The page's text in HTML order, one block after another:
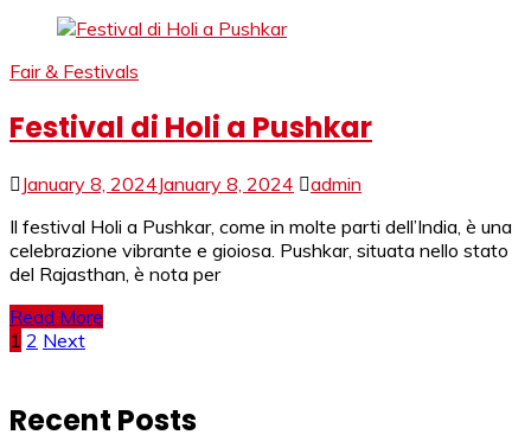
Fair & Festivals
Festival di Holi a Pushkar
January 8, 2024January 8, 2024
admin
Il festival Holi a Pushkar, come in molte parti dell’India, è una
celebrazione vibrante e gioiosa. Pushkar, situata nello stato
del Rajasthan, è nota per
Read More
Posts
1 2 Next
Recent Posts